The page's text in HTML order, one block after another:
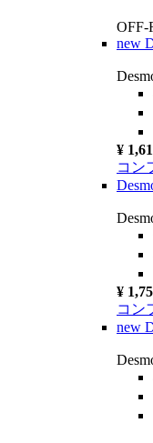
OFF-
new
¥
コン
¥
コン
new